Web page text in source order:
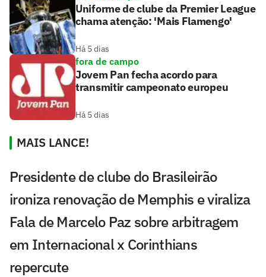
Uniforme de clube da Premier League
chama atenção: 'Mais Flamengo'
Há 5 dias
fora de campo
Jovem Pan fecha acordo para
transmitir campeonato europeu
Há 5 dias
MAIS LANCE!
Presidente de clube do Brasileirão
ironiza renovação de Memphis e viraliza
Fala de Marcelo Paz sobre arbitragem
em Internacional x Corinthians
repercute